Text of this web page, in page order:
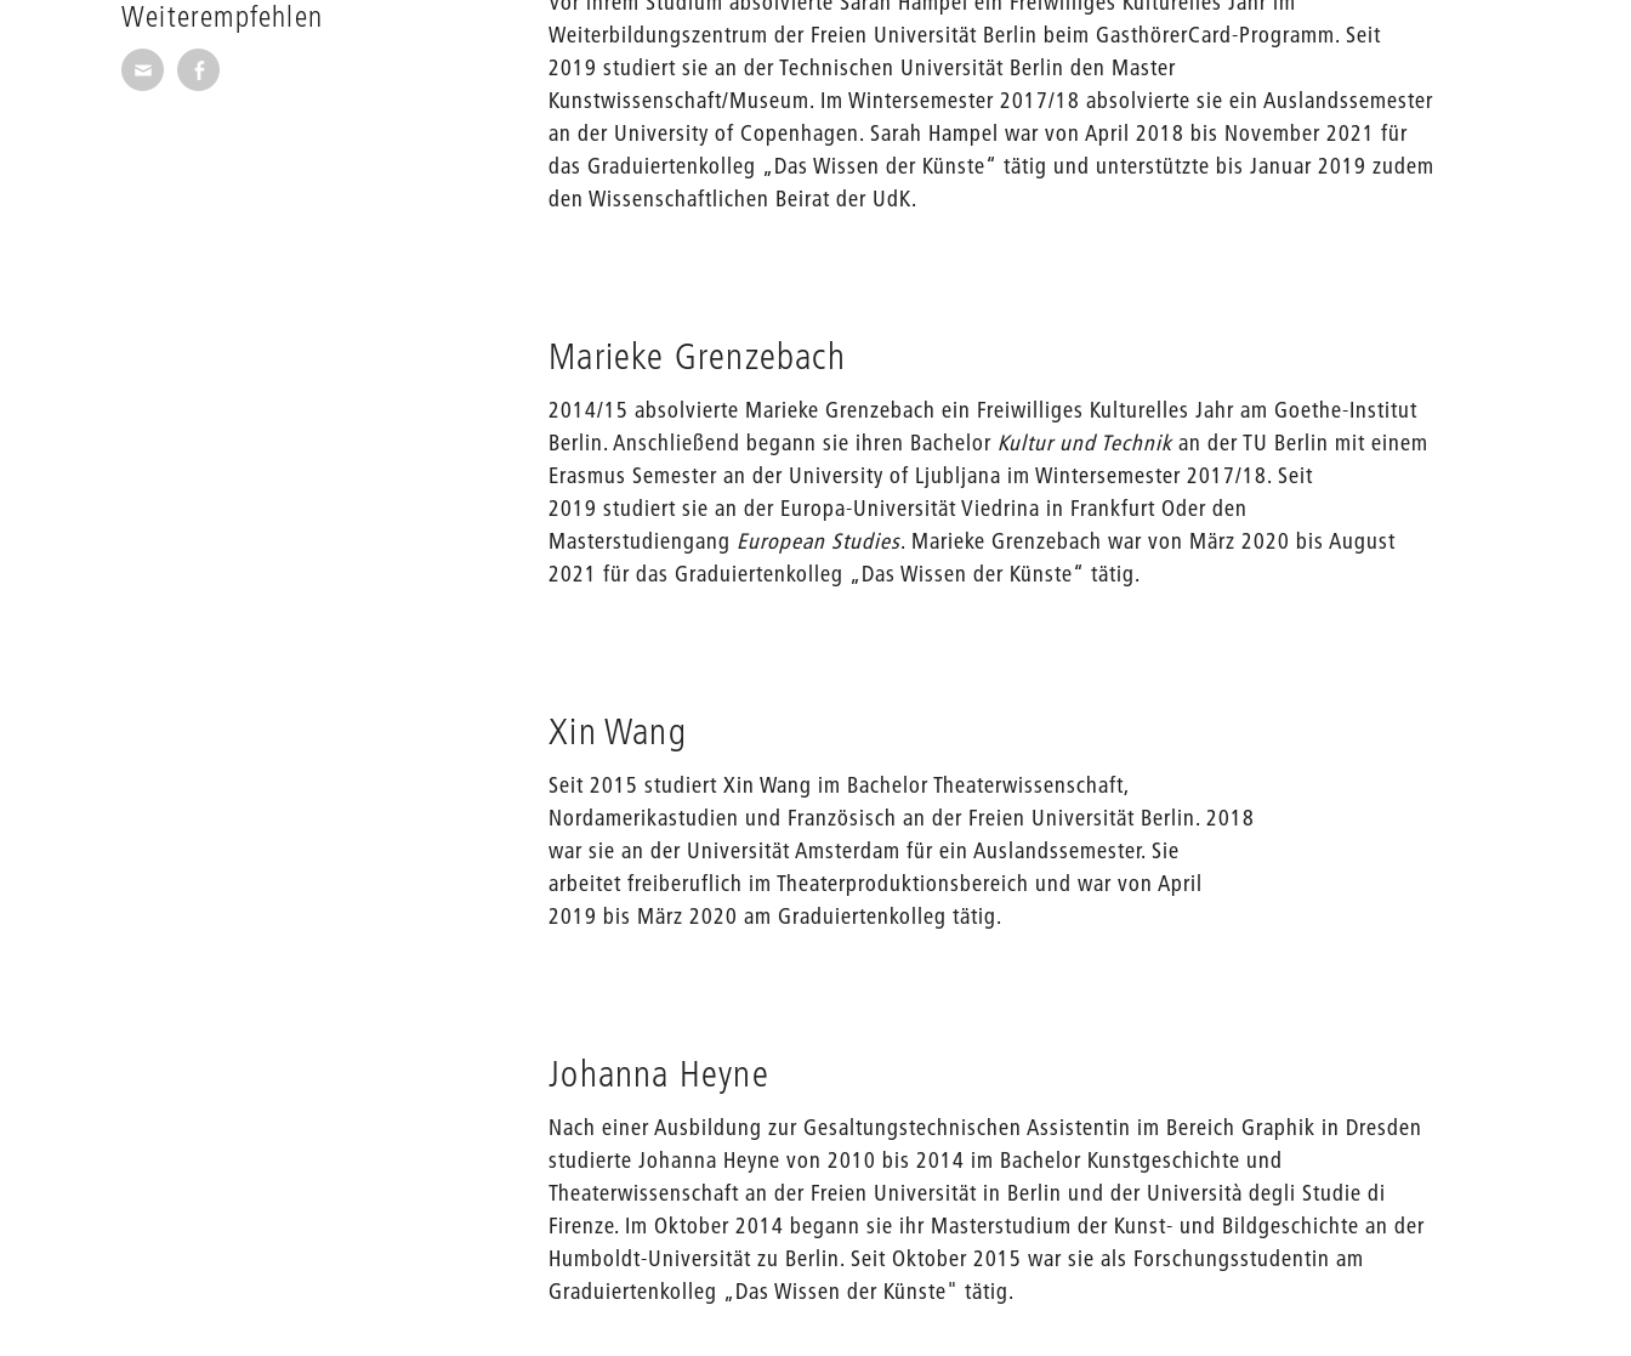
Weiterempfehlen
Seite per E-Mail weiterempfehlen
Seite auf Facebook weiterempfehlen
Weiterbildungszentrum der Freien Universität Berlin beim GasthörerCard-Programm. Seit
2019 studiert sie an der Technischen Universität Berlin den Master
Kunstwissenschaft/Museum. Im Wintersemester 2017/18 absolvierte sie ein Auslandssemester
an der University of Copenhagen. Sarah Hampel war von April 2018 bis November 2021 für
das Graduiertenkolleg „Das Wissen der Künste“ tätig und unterstützte bis Januar 2019 zudem
den Wissenschaftlichen Beirat der UdK.
Marieke Grenzebach
2014/15 absolvierte Marieke Grenzebach ein Freiwilliges Kulturelles Jahr am Goethe-Institut
Berlin. Anschließend begann sie ihren Bachelor Kultur und Technikan der TU Berlin mit einem
Erasmus Semester an der University of Ljubljana im Wintersemester 2017/18. Seit
2019 studiert sie an der Europa-Universität Viedrina in Frankfurt Oder den
Masterstudiengang European Studies. Marieke Grenzebach war von März 2020 bis August
2021 für das Graduiertenkolleg „Das Wissen der Künste“ tätig.
Xin Wang
Seit 2015 studiert Xin Wang im Bachelor Theaterwissenschaft,
Nordamerikastudien und Französisch an der Freien Universität Berlin. 2018
war sie an der Universität Amsterdam für ein Auslandssemester. Sie
arbeitet freiberuflich im Theaterproduktionsbereich und war von April
2019 bis März 2020 am Graduiertenkolleg tätig.
Johanna Heyne
Nach einer Ausbildung zur Gesaltungstechnischen Assistentin im Bereich Graphik in Dresden
studierte Johanna Heyne von 2010 bis 2014 im Bachelor Kunstgeschichte und
Theaterwissenschaft an der Freien Universität in Berlin und der Università degli Studie di
Firenze. Im Oktober 2014 begann sie ihr Masterstudium der Kunst- und Bildgeschichte an der
Humboldt-Universität zu Berlin. Seit Oktober 2015 war sie als Forschungsstudentin am
Graduiertenkolleg „Das Wissen der Künste" tätig.